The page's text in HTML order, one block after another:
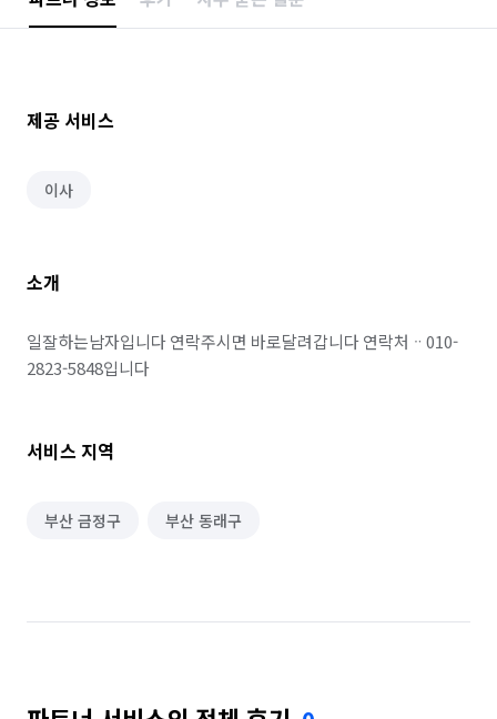
제공 서비스
이사
소개
일잘하는남자입니다 연락주시면 바로달려갑니다 연락처ᆢ010-
서비스 지역
부산 금정구 부산 동래구